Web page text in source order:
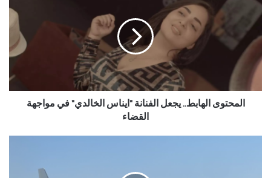
المحتوى الهابط.. يجعل الفنانة "ايناس الخالدي" في مواجهة
القضاء